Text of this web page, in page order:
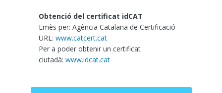
Obtenció del certificat idCAT
Emès per: Agència Catalana de Certificació
URL:www.catcert.cat
Per a poder obtenir un certificat
ciutadà:www.idcat.cat